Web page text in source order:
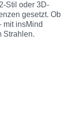
Stil oder 3D-
gesetzt. Ob
mit insMind
Strahlen.